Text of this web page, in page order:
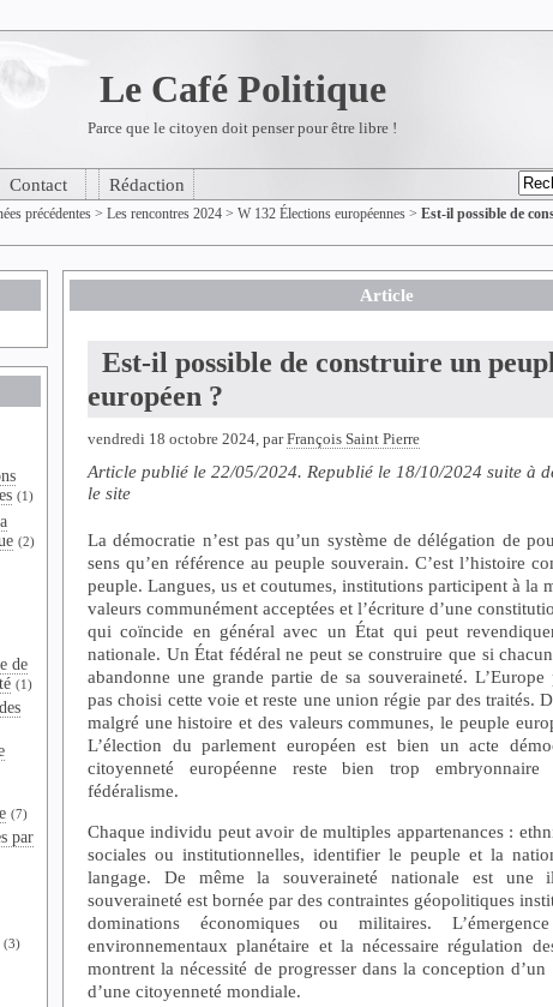
Le Café Politique
Parce que le citoyen doit penser pour être libre !
Contact Rédaction
précédentes > Les rencontres 2024 > W 132 Élections européennes > Est-il possible de
(1)
(2)
de
(1)
(7)
par
(3)
Article
Est-il possible de construire un
européen ?
vendredi 18 octobre 2024, parFrançois Saint Pierre
Article publié le 22/05/2024. Republié le 18/10/2024 suite à
le site
La démocratie n’est pas qu’un système de délégation de
sens qu’en référence au peuple souverain. C’est l’histoire
peuple. Langues, us et coutumes, institutions participent à la
valeurs communément acceptées et l’écriture d’une
qui coïncide en général avec un État qui peut
nationale. Un État fédéral ne peut se construire que si
abandonne une grande partie de sa souveraineté. L’Europe
pas choisi cette voie et reste une union régie par des traités.
malgré une histoire et des valeurs communes, le peuple
L’élection du parlement européen est bien un acte
citoyenneté européenne reste bien trop
fédéralisme.
Chaque individu peut avoir de multiples appartenances :
sociales ou institutionnelles, identifier le peuple et la
langage. De même la souveraineté nationale est une
souveraineté est bornée par des contraintes géopolitiques
dominations économiques ou militaires.
environnementaux planétaire et la nécessaire régulation
montrent la nécessité de progresser dans la conception
d’une citoyenneté mondiale.